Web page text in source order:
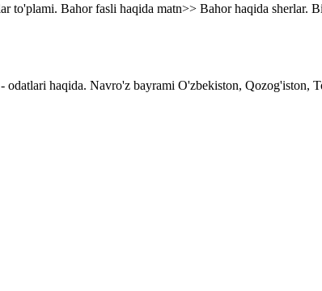
to'plami. Bahor fasli haqida matn>> Bahor haqida sherlar.
haqida. Navro'z bayrami O'zbekiston, Qozog'iston,